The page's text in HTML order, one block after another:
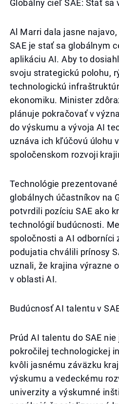
Globálny cieľ SAE: Stať sa
Al Marri dala jasne
SAE je stať sa globálnym
aplikáciu AI. Aby to
svoju strategickú polohu,
technologickú
ekonomiku. Minister
plánuje pokračovať v
do výskumu a vývoja AI
uznáva ich kľúčovú úlohu
spoločenskom rozvoji
Technológie
globálnych účastníkov na
potvrdili pozíciu SAE ako
technológií budúcnosti.
spoločnosti a AI odborníci
podujatia chválili prínosy
uznali, že krajina výrazne
v oblasti AI.
Budúcnosť AI talentu v
Prúd AI talentu do SAE
pokročilej technologickej
kvôli jasnému záväzku
výskumu a vedeckému
univerzity a výskumné